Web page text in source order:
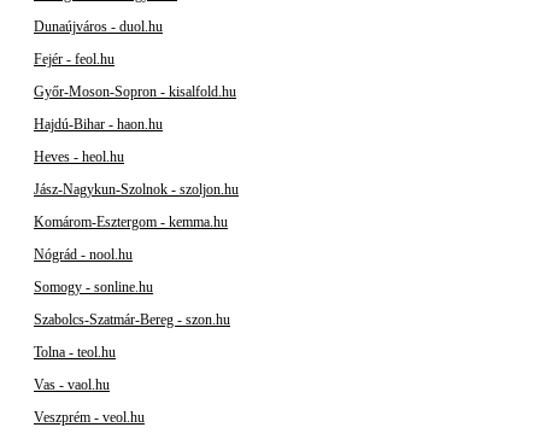
Dunaújváros - duol.hu
Fejér - feol.hu
Győr-Moson-Sopron - kisalfold.hu
Hajdú-Bihar - haon.hu
Heves - heol.hu
Jász-Nagykun-Szolnok - szoljon.hu
Komárom-Esztergom - kemma.hu
Nógrád - nool.hu
Somogy - sonline.hu
Szabolcs-Szatmár-Bereg - szon.hu
Tolna - teol.hu
Vas - vaol.hu
Veszprém - veol.hu